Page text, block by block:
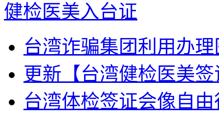
健检医美入台证
台湾诈骗集团利用办
更新【台湾健检医美
台湾体检签证会像自